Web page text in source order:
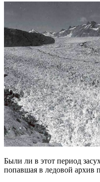
Были ли в этот период
попавшая в ледовой архив